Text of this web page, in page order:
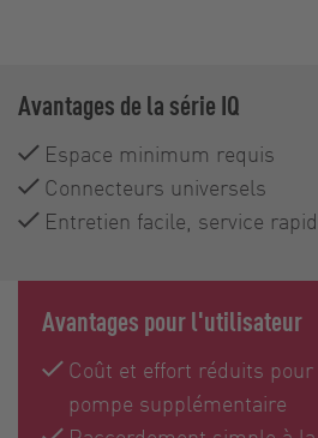
Avantages de la série IQ
Espace minimum requis
Connecteurs universels
Entretien facile, service
Avantages pour l'utilisateur
Coût et effort réduits
pompe supplémentaire